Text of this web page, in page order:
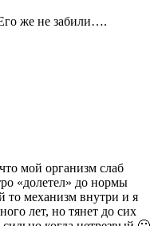
же не забили….
мой организм слаб
«долетел» до нормы
то механизм внутри и я
лет, но тянет до сих